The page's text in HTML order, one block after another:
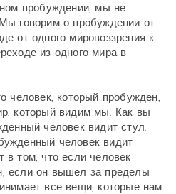
пробуждении, мы не
говорим о пробуждении от
от одного мировоззрения к
из одного мира в
человек, который пробужден,
который видим мы. Как вы
человек видит стул.
человек видит
в том, что если человек
если он вышел за пределы
все вещи, которые нам